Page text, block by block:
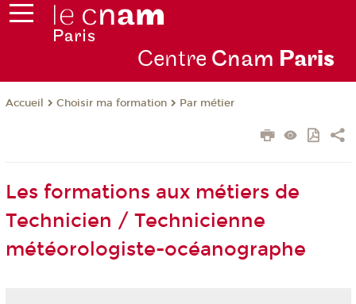
Centre Cnam Paris
Accueil Choisir ma formation Par métier
Les formations aux métiers de
Technicien / Technicienne
météorologiste-océanographe